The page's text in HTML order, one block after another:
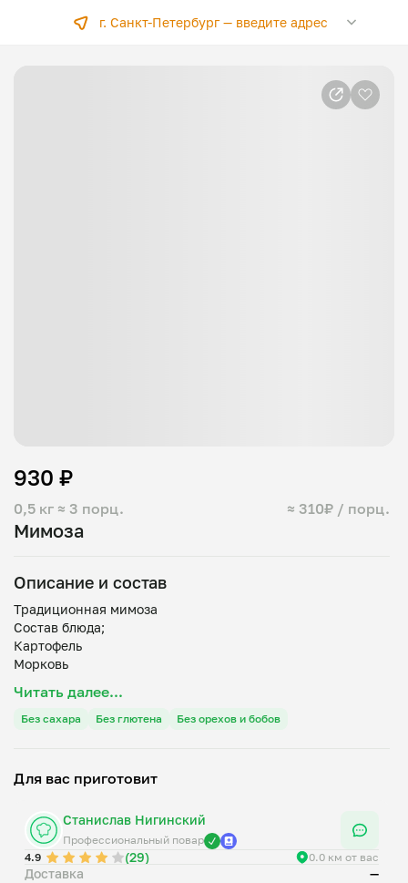
г. Санкт-Петербург —введите адрес
Мимоза
0,5 кг ≈ 3 порц. ≈ 310₽ / порц.
930 ₽
Описание и состав
Традиционная мимоза
Состав блюда;
Картофель
Морковь
Яйцо куриное
Читать далее...
Без сахара Без глютена Без орехов и бобов
Для вас приготовит
Станислав Нигинский
Профессиональный повар
4.9
(29) 0.0 км от вас
Доставка —